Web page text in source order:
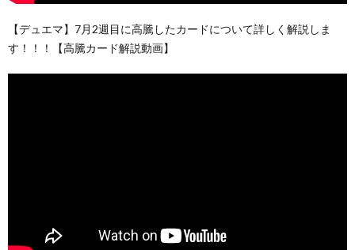
【デュエマ】7月2週目に高騰したカードについて詳しく解説しま
す！！！【高騰カード解説動画】